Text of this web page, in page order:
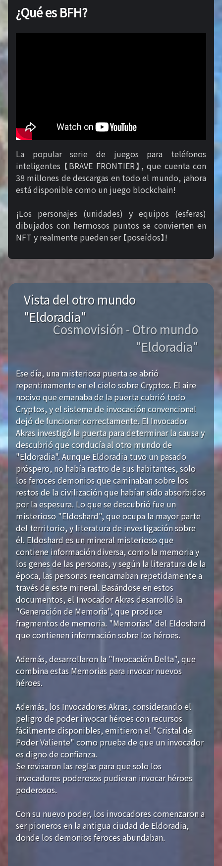
¿Qué es BFH?
La popular serie de juegos para teléfonos
inteligentes 【BRAVE FRONTIER】, que cuenta con
38 millones de descargas en todo el mundo, ¡ahora
está disponible como un juego blockchain!
¡Los personajes (unidades) y equipos (esferas)
dibujados con hermosos puntos se convierten en
NFT y realmente pueden ser 【poseídos】!
Vista del otro mundo
"Eldoradia"
Cosmovisión - Otro mundo
"Eldoradia"
Ese día, una misteriosa puerta se abrió
repentinamente en el cielo sobre Cryptos. El aire
nocivo que emanaba de la puerta cubrió todo
Cryptos, y el sistema de invocación convencional
dejó de funcionar correctamente. El Invocador
Akras investigó la puerta para determinar la causa y
descubrió que conducía al otro mundo de
"Eldoradia". Aunque Eldoradia tuvo un pasado
próspero, no había rastro de sus habitantes, solo
los feroces demonios que caminaban sobre los
restos de la civilización que habían sido absorbidos
por la espesura. Lo que se descubrió fue un
misterioso "Eldoshard", que ocupa la mayor parte
del territorio, y literatura de investigación sobre
él. Eldoshard es un mineral misterioso que
contiene información diversa, como la memoria y
los genes de las personas, y según la literatura de la
época, las personas reencarnaban repetidamente a
través de este mineral. Basándose en estos
documentos, el Invocador Akras desarrolló la
"Generación de Memoria", que produce
fragmentos de memoria. "Memorias" del Eldoshard
que contienen información sobre los héroes.
Además, desarrollaron la "Invocación Delta", que
combina estas Memorias para invocar nuevos
héroes.
Además, los Invocadores Akras, considerando el
peligro de poder invocar héroes con recursos
fácilmente disponibles, emitieron el "Cristal de
Poder Valiente" como prueba de que un invocador
es digno de confianza.
Se revisaron las reglas para que solo los
invocadores poderosos pudieran invocar héroes
poderosos.
Con su nuevo poder, los invocadores comenzaron a
ser pioneros en la antigua ciudad de Eldoradia,
donde los demonios feroces abundaban.